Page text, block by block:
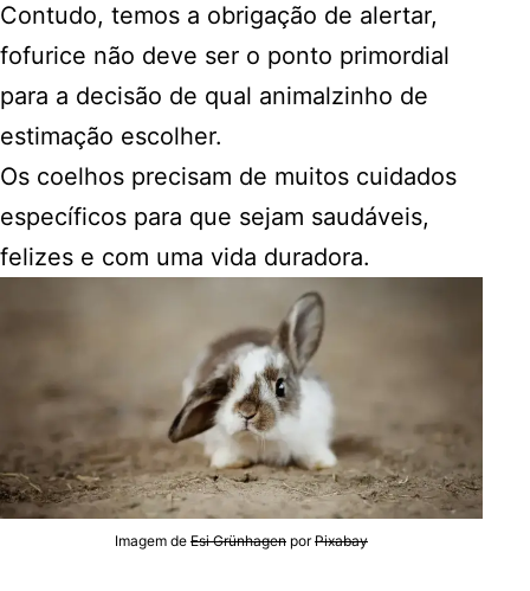
Contudo, temos a obrigação de alertar,
fofurice não deve ser o ponto primordial
para a decisão de qual animalzinho de
estimação escolher.
Os coelhos precisam de muitos cuidados
específicos para que sejam saudáveis,
felizes e com uma vida duradora.
Imagem de Esi Grünhagen porPixabay